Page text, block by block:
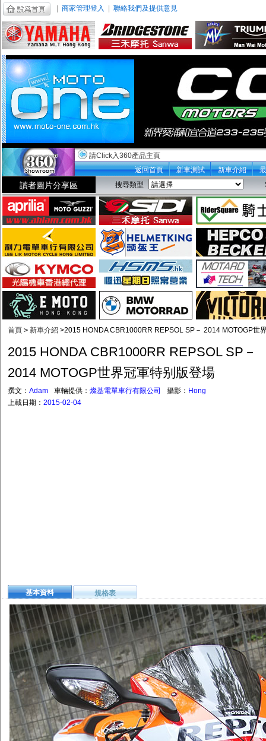
商家管理登入 聯絡我們及提供意見
請Click入360產品主頁
返回首頁
新車測試 新車介紹
讀者圖片分享區 搜尋類型
首頁 > 新車介紹 >2015 HONDA CBR1000RR REPSOL SP－ 2014 MOTOGP世
2015 HONDA CBR1000RR REPSOL SP－
2014 MOTOGP世界冠軍特别版登場
撰文： Adam 車輛提供： 燦基電單車行有限公司 攝影： Hong
上載日期： 2015-02-04
基本資料 規格表